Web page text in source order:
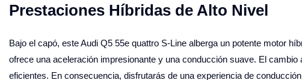
Prestaciones Híbridas de Alto Nivel
Bajo el capó, este Audi Q5 55e quattro S-Line alberga un potente motor
ofrece una aceleración impresionante y una conducción suave. El
eficientes. En consecuencia, disfrutarás de una experiencia de